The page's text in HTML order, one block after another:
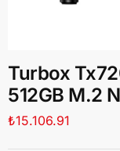
Turbox
512GB M.2
₺15.106.91